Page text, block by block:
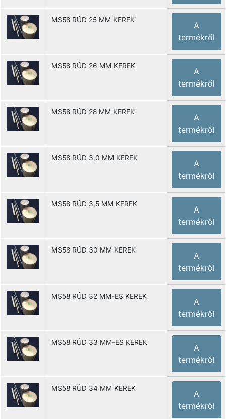
MS58 RÚD 25 MM KEREK
A
termékről
MS58 RÚD 26 MM KEREK
A
termékről
MS58 RÚD 28 MM KEREK
A
termékről
MS58 RÚD 3,0 MM KEREK
A
termékről
MS58 RÚD 3,5 MM KEREK
A
termékről
MS58 RÚD 30 MM KEREK
A
termékről
MS58 RÚD 32 MM-ES KEREK
A
termékről
MS58 RÚD 33 MM-ES KEREK
A
termékről
MS58 RÚD 34 MM KEREK
A
termékről